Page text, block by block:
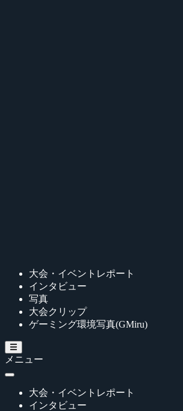
大会・イベントレポート
インタビュー
写真
大会クリップ
ゲーミング環境写真(GMiru)
メニュー
大会・イベントレポート
インタビュー